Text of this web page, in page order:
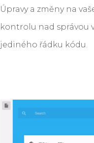
Úpravy a změny na
kontrolu nad správou
jediného řádku kódu.